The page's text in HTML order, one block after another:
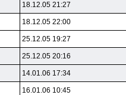
18.12.05 21:27
18.12.05 22:00
25.12.05 19:27
25.12.05 20:16
14.01.06 17:34
16.01.06 10:45